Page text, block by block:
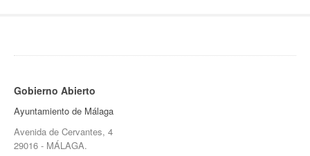
Gobierno Abierto
Ayuntamiento de Málaga
Avenida de Cervantes, 4
29016 - MÁLAGA.